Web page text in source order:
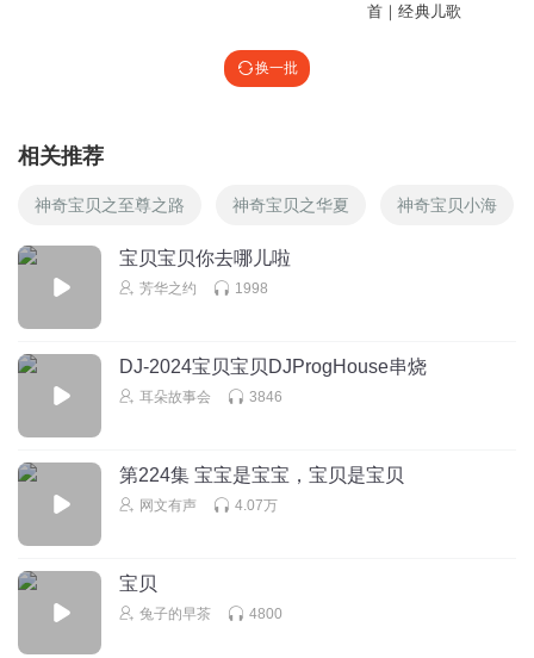
首｜经典儿歌
换一批
相关推荐
神奇宝贝之至尊之路 神奇宝贝之华夏 神奇宝贝小海
宝贝宝贝你去哪儿啦
芳华之约 1998
DJ-2024宝贝宝贝DJProgHouse串烧
耳朵故事会 3846
第224集 宝宝是宝宝，宝贝是宝贝
网文有声 4.07万
宝贝
兔子的早茶 4800